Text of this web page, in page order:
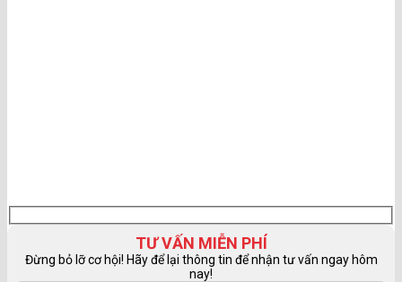
TƯ VẤN MIỄN PHÍ
Đừng bỏ lỡ cơ hội! Hãy để lại thông tin để nhận tư vấn ngay hôm
nay!